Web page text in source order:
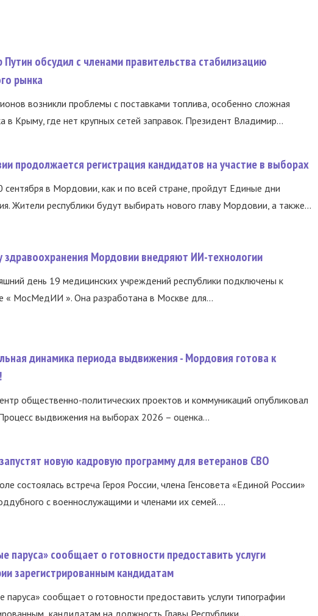
обсудил с членами правительства стабилизацию
рынка
возникли проблемы с поставками топлива, особенно сложная
в Крыму, где нет крупных сетей заправок. Президент Владимир...
продолжается регистрация кандидатов на участие в выборах
сентября в Мордовии, как и по всей стране, пройдут Единые дни
Жители республики будут выбирать нового главу Мордовии, а также...
здравоохранения Мордовии внедряют ИИ-технологии
день 19 медицинских учреждений республики подключены к
« МосМедИИ ». Она разработана в Москве для...
динамика периода выдвижения - Мордовия готова к
общественно-политических проектов и коммуникаций опубликовал
выдвижения на выборах 2026 – оценка...
новую кадровую программу для ветеранов СВО
состоялась встреча Героя России, члена Генсовета «Единой России»
с военнослужащими и членами их семей....
паруса» сообщает о готовности предоставить услуги
зарегистрированным кандидатам
сообщает о готовности предоставить услуги типографии
кандидатам на должность Главы Республики...